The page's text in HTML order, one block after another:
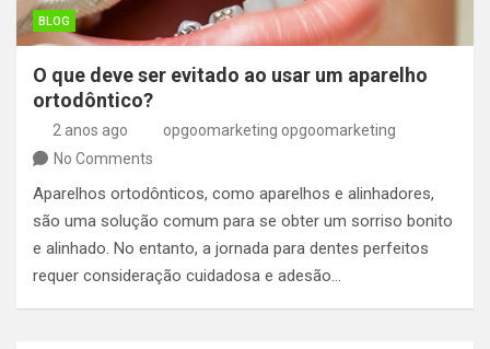
BLOG
O que deve ser evitado ao usar um aparelho
ortodôntico?
2 anos ago
opgoomarketing opgoomarketing
No Comments
Aparelhos ortodônticos, como aparelhos e alinhadores,
são uma solução comum para se obter um sorriso bonito
e alinhado. No entanto, a jornada para dentes perfeitos
requer consideração cuidadosa e adesão…